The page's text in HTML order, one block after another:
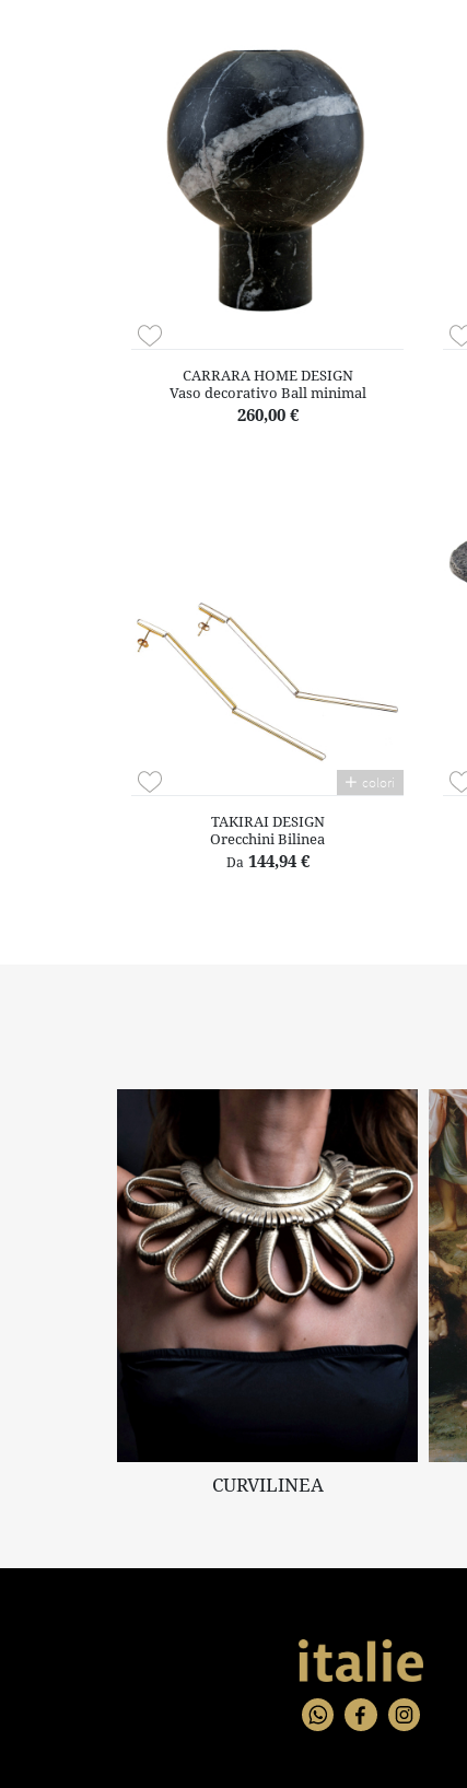
CARRARA HOME DESIGN
Vaso decorativo Ball minimal
260,00 €
colori
TAKIRAI DESIGN
Orecchini Bilinea
Da144,94 €
CURVILINEA